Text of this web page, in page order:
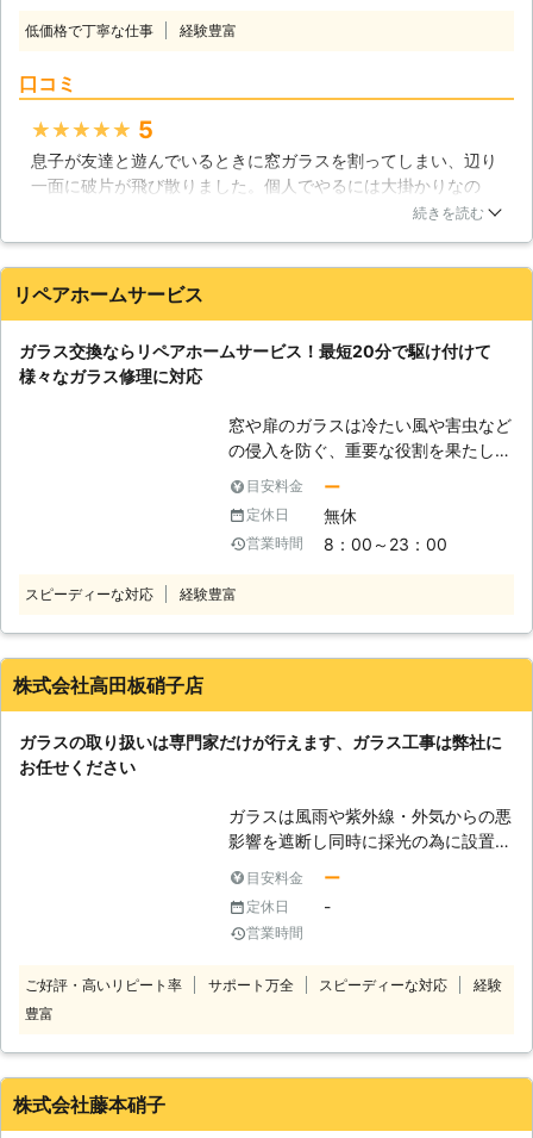
プラスするなど、合わせガラスは応用
り、お客様に合わせて施工をご提案い
でない方も、是非一度弊社にご相談く
ださい。
てしまっても飛散を防止してくれる防
ガラスに交換することを検討してみて
はどうでしょうか。その際には当社に
ご依頼ください。ご連絡お待ちしてお
ります！ 【ガラスは凶器になること
も】 様々な脅威からお家を守ってく
器という存在になってしまいます。刃
物となんら変わりません。ガラスが割
処理をする必要があるのです。もし、
その手段を怠ったら大ケガをしてしま
うと思っておいた方が良いかもしれま
せん。大きな破片は片付けたとして
も、まだ小さな欠片がそこら中に散ら
ばっている可能性も十分にあります
も大ケガをしてしまうということもあ
うに、ガラスの扱いには十分に気を付
けましょう。
低価格で丁寧な仕事 経験豊富
口コミ
★★★★★ 5
息子が友達と遊んでいるときに窓ガラスを割ってしまい、辺り
一面に破片が飛び散りました。個人でやるには大掛かりなの
で、ガラス専門の業者を呼びました。相談後、すぐに駆けつけ
けでなく割れた破片もサービスで抜かりなく掃除をしてくれま
した。散らばった物は取り除いたと思っていましたが、小さな
いのは助かりますし、対応も素晴らしいので呼びやすいです。
続きを読む
リペアホームサービス
ガラス交換ならリペアホームサービス！最短20分で駆け付けて
様々なガラス修理に対応
窓や扉のガラスは冷たい風や害虫など
の侵入を防ぐ、重要な役割を果たして
いますよね。 しかし、ガラスが突
然、割れてしまったら……日常生活に
支障をきたすため早めに対処したいで
すよね。 「台風の影響でガラスが割
ぐに交換して欲しい」 「複数のガラ
すぐに駆け付けて対応できる理由があ
宅内に様々な種類のガラスを使ってい
るお客様であれば、地震によって1度
に複数枚のガラスが割れてしまうと対
応できる業者は限られてきますよね。
業者によって、取り扱ってないガラス
が増えて施工費が高くなります。 弊
社は、あらゆるガラスに対応できるよ
様々なガラスを取り揃えているのでお
客様のご要望に合わせたガラスを用意
目安料金 ー
定休日 無休
営業時間 8：00～23：00
スピーディーな対応 経験豊富
株式会社高田板硝子店
ガラスの取り扱いは専門家だけが行えます、ガラス工事は弊社に
お任せください
ガラスは風雨や紫外線・外気からの悪
影響を遮断し同時に採光の為に設置さ
ついて思いを馳せることが少ないのが
現実です。ましてや硝子の相場に至っ
ては、全く想定することもないのでは
費用相場を気にかけるのは、ガラス修
目安料金 ー
定休日 -
営業時間
ご好評・高いリピート率 サポート万全 スピーディーな対応
経験
豊富
株式会社藤本硝子